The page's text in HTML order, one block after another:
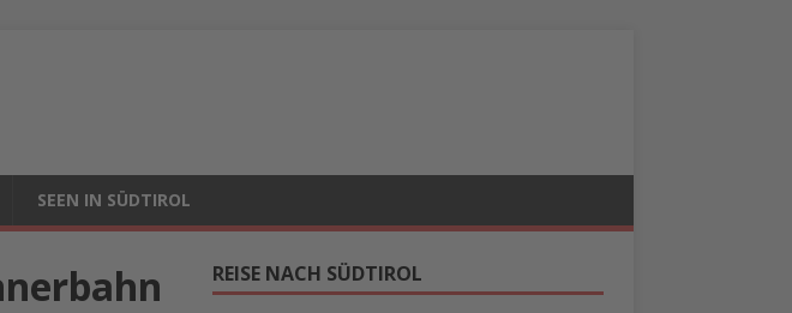
SEEN IN SÜDTIROL
REISE NACH SÜDTIROL